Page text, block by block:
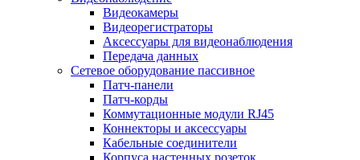
Видеокамеры
Видеорегистраторы
Аксессуары для видеонаблюдения
Передача данных
Сетевое оборудование пассивное
Патч-панели
Патч-корды
Коммутационные модули RJ45
Коннекторы и аксессуары
Кабельные соединители
Корпуса настенных розеток